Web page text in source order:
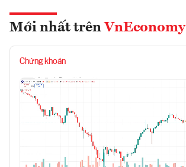
Mới nhất trên VnEconomy
Chứng khoán